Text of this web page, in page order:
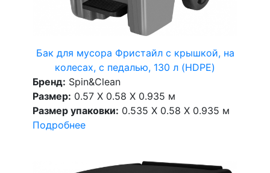
Бак для мусора Фристайл с крышкой, на
колесах, с педалью, 130 л (HDPE)
Бренд: Spin&Clean
Размер: 0.57 X 0.58 X 0.935 м
Размер упаковки: 0.535 X 0.58 X 0.935 м
Подробнее